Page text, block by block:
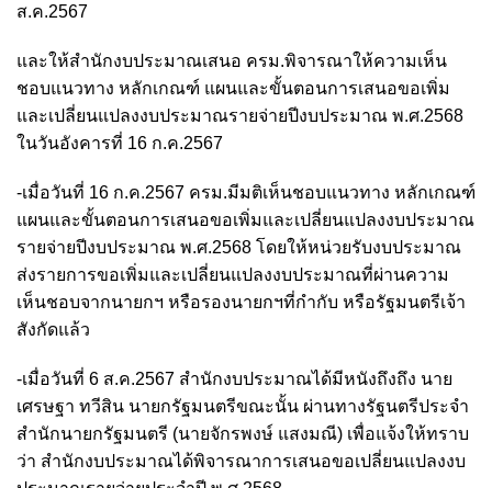
ส.ค.2567
และให้สำนักงบประมาณเสนอ ครม.พิจารณาให้ความเห็น
ชอบแนวทาง หลักเกณฑ์ แผนและขั้นตอนการเสนอขอเพิ่ม
และเปลี่ยนแปลงงบประมาณรายจ่ายปีงบประมาณ พ.ศ.2568
ในวันอังคารที่ 16 ก.ค.2567
-เมื่อวันที่ 16 ก.ค.2567 ครม.มีมติเห็นชอบแนวทาง หลักเกณฑ์
แผนและขั้นตอนการเสนอขอเพิ่มและเปลี่ยนแปลงงบประมาณ
รายจ่ายปีงบประมาณ พ.ศ.2568 โดยให้หน่วยรับงบประมาณ
ส่งรายการขอเพิ่มและเปลี่ยนแปลงงบประมาณที่ผ่านความ
เห็นชอบจากนายกฯ หรือรองนายกฯที่กำกับ หรือรัฐมนตรีเจ้า
สังกัดแล้ว
-เมื่อวันที่ 6 ส.ค.2567 สำนักงบประมาณได้มีหนังถึงถึง นาย
เศรษฐา ทวีสิน นายกรัฐมนตรีขณะนั้น ผ่านทางรัฐนตรีประจำ
สำนักนายกรัฐมนตรี (นายจักรพงษ์ แสงมณี) เพื่อแจ้งให้ทราบ
ว่า สำนักงบประมาณได้พิจารณาการเสนอขอเปลี่ยนแปลงงบ